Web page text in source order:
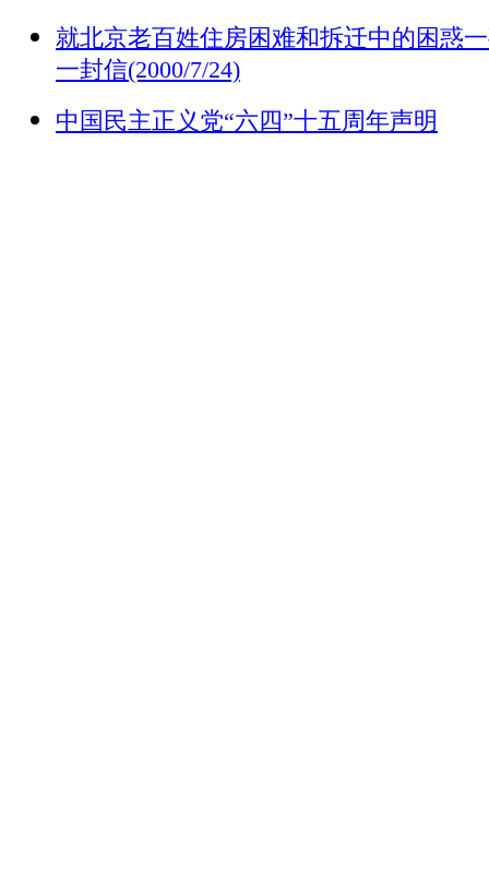
就北京老百姓住房困难和拆迁中的困惑
一封信(2000/7/24)
中国民主正义党“六四”十五周年声明